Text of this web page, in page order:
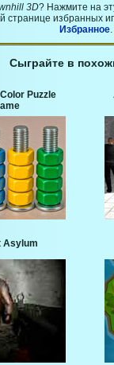
3D? Нажмите на
избранных
Избранное.
Сыграйте в
Puzzle
Asylum